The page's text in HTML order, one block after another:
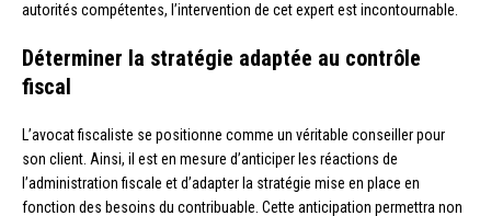
autorités compétentes, l’intervention de cet expert est incontournable.
Déterminer la stratégie adaptée au contrôle
fiscal
L’avocat fiscaliste se positionne comme un véritable conseiller pour
son client. Ainsi, il est en mesure d’anticiper les réactions de
l’administration fiscale et d’adapter la stratégie mise en place en
fonction des besoins du contribuable. Cette anticipation permettra non